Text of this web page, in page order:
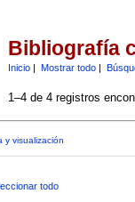
Bibliografía
Inicio| Mostrar todo|
1–4 de 4 registros
y visualización
todo